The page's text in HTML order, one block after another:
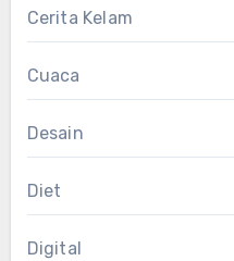
Cerita Kelam
Cuaca
Desain
Diet
Digital